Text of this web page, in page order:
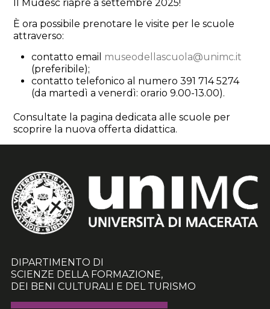
Il Mudesc riapre a settembre 2025!
È ora possibile prenotare le visite per le scuole
attraverso:
contatto email museodellascuola@unimc.it
(preferibile);
contatto telefonico al numero 391 714 5274
(da martedì a venerdì: orario 9.00-13.00).
Consultate la pagina dedicata alle scuole per
scoprire la nuova offerta didattica.
DIPARTIMENTO DI
SCIENZE DELLA FORMAZIONE,
DEI BENI CULTURALI E DEL TURISMO